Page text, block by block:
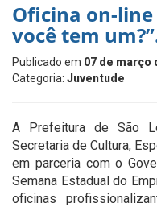
Oficina on-
você tem
Publicado em 07 de março
Categoria: Juventude
A Prefeitura de São
Secretaria de Cultura,
em parceria com o
Semana Estadual do
oficinas